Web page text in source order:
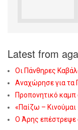
Latest from
Οι Πάνθηρες
Αναχώρησε για τα
Προπονητικό καμπ
«Παίζω –
Ο Άρης επέστρεψε